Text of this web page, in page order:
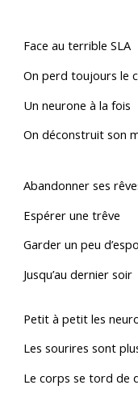
Face au terrible SLA
On perd toujours le
Un neurone à la fois
On déconstruit son
Abandonner ses
Espérer une trêve
Garder un peu
Jusqu’au dernier soir
Petit à petit les
Les sourires sont
Le corps se tord de